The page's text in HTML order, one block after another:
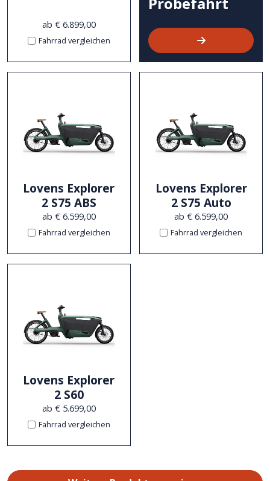
ab € 6.899,00
Fahrrad vergleichen
Lovens Explorer
2 S75 ABS
ab € 6.599,00
Fahrrad vergleichen
Lovens Explorer
2 S75 Auto
ab € 6.599,00
Fahrrad vergleichen
Lovens Explorer
2 S60
ab € 5.699,00
Fahrrad vergleichen